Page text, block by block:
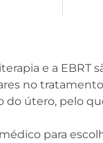
e a EBRT
no
do útero, pelo
para